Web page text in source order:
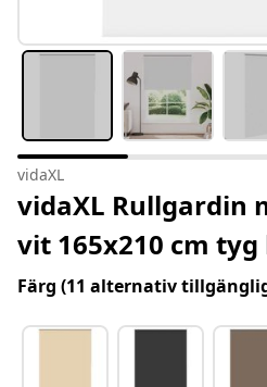
vidaXL
vidaXL Rullgardin
vit 165x210 cm tyg
Färg (11 alternativ